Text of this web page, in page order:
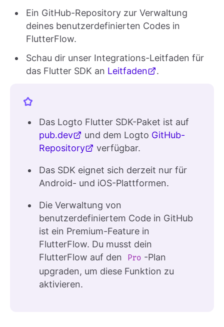
Ein GitHub-Repository zur Verwaltung
deines benutzerdefinierten Codes in
FlutterFlow.
Schau dir unser Integrations-Leitfaden für
das Flutter SDK an Leitfaden .
Das Logto Flutter SDK-Paket ist auf
pub.dev
und dem Logto GitHub-
Repository
verfügbar.
Das SDK eignet sich derzeit nur für
Android- und iOS-Plattformen.
Die Verwaltung von
benutzerdefiniertem Code in GitHub
ist ein Premium-Feature in
FlutterFlow. Du musst dein
FlutterFlow auf den
Pro -Plan
upgraden, um diese Funktion zu
aktivieren.